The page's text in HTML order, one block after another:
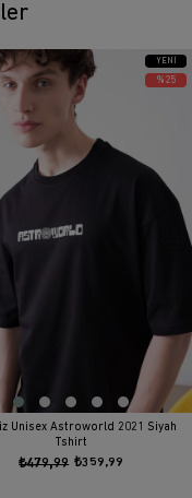
Unisex Astroworld 2021 Siyah
Tshirt
₺359,99
₺479,99
YENI
ÜRÜN
%25